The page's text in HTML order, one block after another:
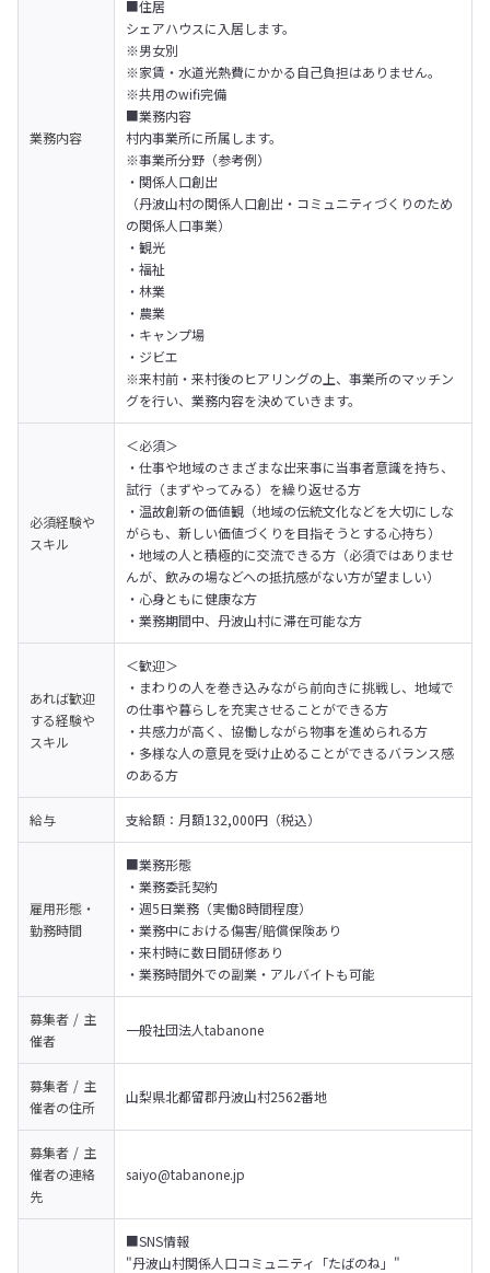
業務内容
■住居
シェアハウスに入居します。
※男女別
※家賃・水道光熱費にかかる自己負担はありません。
※共用のwifi完備
■業務内容
村内事業所に所属します。
※事業所分野（参考例）
・関係人口創出
（丹波山村の関係人口創出・コミュニティづくりのため
の関係人口事業）
・観光
・福祉
・林業
・農業
・キャンプ場
・ジビエ
※来村前・来村後のヒアリングの上、事業所のマッチン
グを行い、業務内容を決めていきます。
必須経験や
スキル
＜必須＞
・仕事や地域のさまざまな出来事に当事者意識を持ち、
試行（まずやってみる）を繰り返せる方
・温故創新の価値観（地域の伝統文化などを大切にしな
がらも、新しい価値づくりを目指そうとする心持ち）
・地域の人と積極的に交流できる方（必須ではありませ
んが、飲みの場などへの抵抗感がない方が望ましい）
・心身ともに健康な方
・業務期間中、丹波山村に滞在可能な方
あれば歓迎
する経験や
スキル
＜歓迎＞
・まわりの人を巻き込みながら前向きに挑戦し、地域で
の仕事や暮らしを充実させることができる方
・共感力が高く、協働しながら物事を進められる方
・多様な人の意見を受け止めることができるバランス感
のある方
給与 支給額：月額132,000円（税込）
雇用形態・
勤務時間
■業務形態
・業務委託契約
・週5日業務（実働8時間程度）
・業務中における傷害/賠償保険あり
・来村時に数日間研修あり
・業務時間外での副業・アルバイトも可能
募集者 / 主
催者
一般社団法人tabanone
募集者 / 主
催者の住所
山梨県北都留郡丹波山村2562番地
募集者 / 主
催者の連絡
先
saiyo@tabanone.jp
■SNS情報
"丹波山村関係人口コミュニティ「たばのね」"